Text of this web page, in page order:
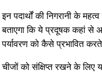
इन पदार्थों की निगरानी के
बताएगा कि ये प्रदूषक कहां
पर्यावरण को कैसे प्रभावित
चीजों को संक्षिप्त रखने के